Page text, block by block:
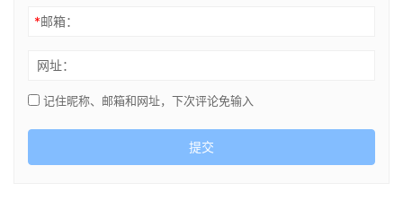
*邮箱：
网址：
记住昵称、邮箱和网址，下次评论免输入
提交